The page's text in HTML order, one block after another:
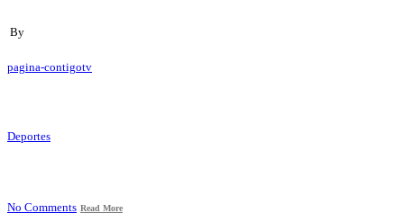
By
pagina-contigotv
Deportes
No Comments Read More